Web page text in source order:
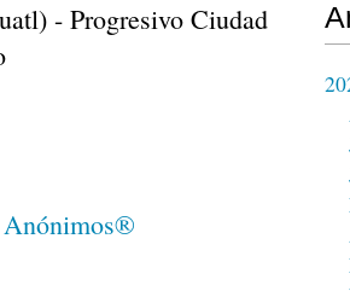
- Progresivo Ciudad